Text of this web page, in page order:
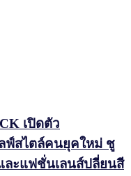
เปิดตัว
ฟ์สไตล์คนยุคใหม่ ชู
ละแฟชั่นเลนส์ปลี่ยนสี